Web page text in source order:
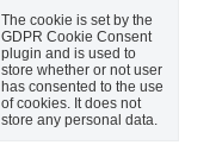
The cookie is set by the
GDPR Cookie Consent
plugin and is used to
store whether or not user
has consented to the use
of cookies. It does not
store any personal data.